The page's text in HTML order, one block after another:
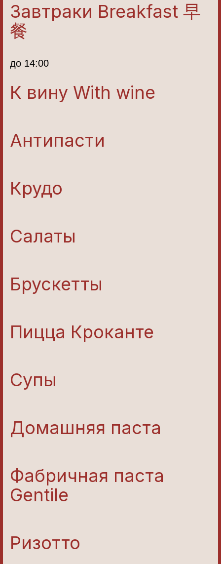
Завтраки Breakfast 早
餐
до 14:00
К вину With wine
Антипасти
Крудо
Салаты
Брускетты
Пицца Кроканте
Супы
Домашняя паста
Фабричная паста
Gentile
Ризотто